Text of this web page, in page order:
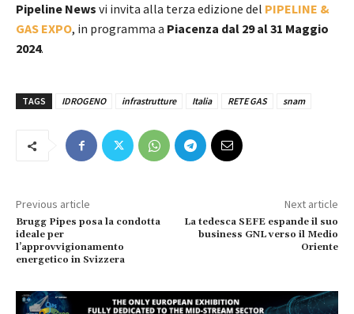
Pipeline News vi invita alla terza edizione del PIPELINE &
GAS EXPO, in programma a Piacenza dal 29 al 31 Maggio
2024.
TAGS IDROGENO infrastrutture Italia RETE GAS snam
Previous article
Brugg Pipes posa la condotta
ideale per
l’approvvigionamento
energetico in Svizzera
Next article
La tedesca SEFE espande il suo
business GNL verso il Medio
Oriente